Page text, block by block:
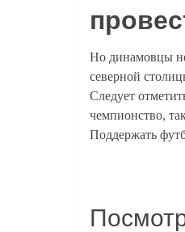
Но динамовцы не
северной
Следует
чемпионство,
Поддержать